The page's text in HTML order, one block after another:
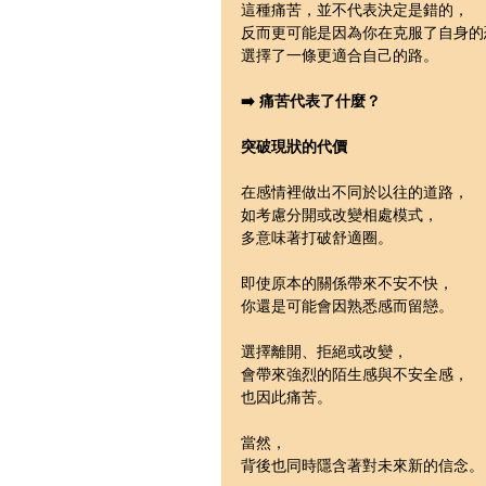
這種痛苦，並不代表決定是錯的，
反而更可能是因為你在克服了自身的
選擇了一條更適合自己的路。
➡️ 痛苦代表了什麼？
突破現狀的代價
在感情裡做出不同於以往的道路，
如考慮分開或改變相處模式，
多意味著打破舒適圈。
即使原本的關係帶來不安不快，
你還是可能會因熟悉感而留戀。
選擇離開、拒絕或改變，
會帶來強烈的陌生感與不安全感，
也因此痛苦。
當然，
背後也同時隱含著對未來新的信念。